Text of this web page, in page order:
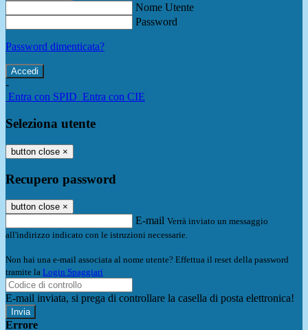
Nome Utente
Password
Password dimenticata?
-
Entra con SPID Entra con CIE
Seleziona utente
button close ×
Recupero password
button close ×
E-mail Verrà inviato un messaggio
all'indirizzo indicato con le istruzioni necessarie.
Non hai una e-mail associata al nome utente? Effettua il reset della password
tramite la Login Spaggiari
E-mail inviata, si prega di controllare la casella di posta elettronica!
Errore